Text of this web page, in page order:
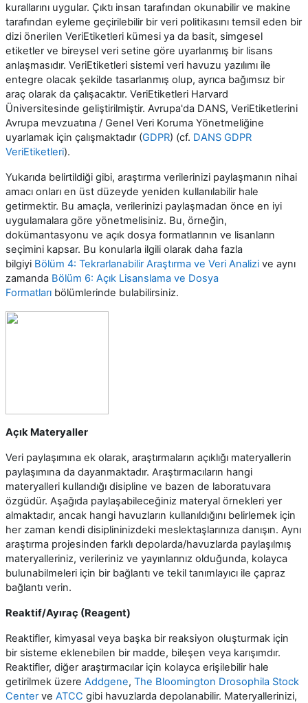
kurallarını uygular. Çıktı insan tarafından okunabilir ve makine
tarafından eyleme geçirilebilir bir veri politikasını temsil eden bir
dizi önerilen VeriEtiketleri kümesi ya da basit, simgesel
etiketler ve bireysel veri setine göre uyarlanmış bir lisans
anlaşmasıdır. VeriEtiketleri sistemi veri havuzu yazılımı ile
entegre olacak şekilde tasarlanmış olup, ayrıca bağımsız bir
araç olarak da çalışacaktır. VeriEtiketleri Harvard
Üniversitesinde geliştirilmiştir. Avrupa'da DANS, VeriEtiketlerini
Avrupa mevzuatına / Genel Veri Koruma Yönetmeliğine
uyarlamak için çalışmaktadır (GDPR) (cf. DANS GDPR
VeriEtiketleri).
Yukarıda belirtildiği gibi, araştırma verilerinizi paylaşmanın nihai
amacı onları en üst düzeyde yeniden kullanılabilir hale
getirmektir. Bu amaçla, verilerinizi paylaşmadan önce en iyi
uygulamalara göre yönetmelisiniz. Bu, örneğin,
dokümantasyonu ve açık dosya formatlarının ve lisanların
seçimini kapsar. Bu konularla ilgili olarak daha fazla
bilgiyi Bölüm 4: Tekrarlanabilir Araştırma ve Veri Analizi ve aynı
zamanda Bölüm 6: Açık Lisanslama ve Dosya
Formatları bölümlerinde bulabilirsiniz.
Açık Materyaller
Veri paylaşımına ek olarak, araştırmaların açıklığı materyallerin
paylaşımına da dayanmaktadır. Araştırmacıların hangi
materyalleri kullandığı disipline ve bazen de laboratuvara
özgüdür. Aşağıda paylaşabileceğiniz materyal örnekleri yer
almaktadır, ancak hangi havuzların kullanıldığını belirlemek için
her zaman kendi disiplininizdeki meslektaşlarınıza danışın. Aynı
araştırma projesinden farklı depolarda/havuzlarda paylaşılmış
materyalleriniz, verileriniz ve yayınlarınız olduğunda, kolayca
bulunabilmeleri için bir bağlantı ve tekil tanımlayıcı ile çapraz
bağlantı verin.
Reaktif/Ayıraç (Reagent)
Reaktifler, kimyasal veya başka bir reaksiyon oluşturmak için
bir sisteme eklenebilen bir madde, bileşen veya karışımdır.
Reaktifler, diğer araştırmacılar için kolayca erişilebilir hale
getirilmek üzere Addgene, The Bloomington Drosophila Stock
Centerve ATCC gibi havuzlarda depolanabilir. Materyallerinizi,